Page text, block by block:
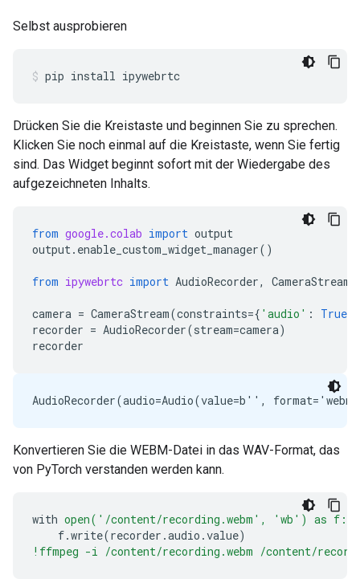
Selbst ausprobieren
pip install ipywebrtc
Drücken Sie die Kreistaste und beginnen Sie zu sprechen.
Klicken Sie noch einmal auf die Kreistaste, wenn Sie fertig
sind. Das Widget beginnt sofort mit der Wiedergabe des
aufgezeichneten Inhalts.
from google.colab import output
output. enable_custom_widget_manager()
from ipywebrtc import AudioRecorder, CameraStream
camera = CameraStream(constraints={ 'audio' : True
recorder = AudioRecorder(stream=camera)
recorder
Konvertieren Sie die WEBM-Datei in das WAV-Format, das
von PyTorch verstanden werden kann.
with open('/content/recording.webm', 'wb') as f:
f.write(recorder .audio .value)
!ffmpeg -i /content/recording.webm /content/